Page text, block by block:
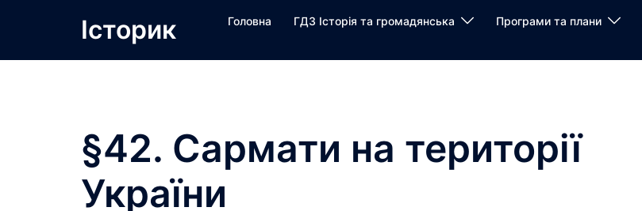
Історик Головна ГДЗ Історія та громадянська Програми та плани
§42. Сармати на території
України